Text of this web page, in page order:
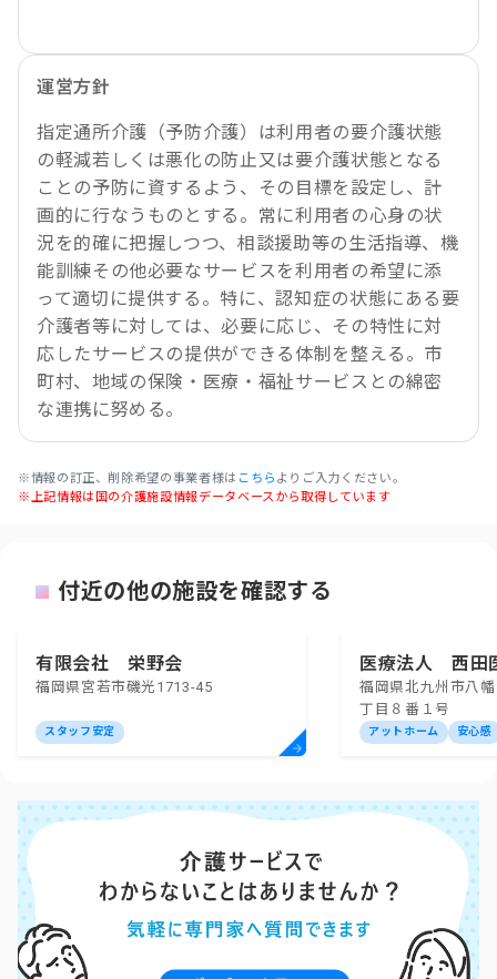
運営方針
指定通所介護（予防介護）は利用者の要介護状態
の軽減若しくは悪化の防止又は要介護状態となる
ことの予防に資するよう、その目標を設定し、計
画的に行なうものとする。常に利用者の心身の状
況を的確に把握しつつ、相談援助等の生活指導、機
能訓練その他必要なサービスを利用者の希望に添
って適切に提供する。特に、認知症の状態にある要
介護者等に対しては、必要に応じ、その特性に対
応したサービスの提供ができる体制を整える。市
町村、地域の保険・医療・福祉サービスとの綿密
な連携に努める。
※情報の訂正、削除希望の事業者様は こちら よりご入力ください。
※上記情報は国の介護施設情報データベースから取得しています
付近の他の施設を確認する
有限会社 栄野会
福岡県宮若市磯光1713-45
スタッフ安定
医療法人 西田
デイサービスセ
福岡県北九州市八
丁目８番１号
アットホーム 安心感